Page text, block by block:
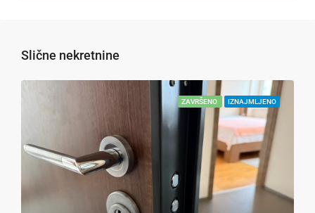
Slične nekretnine
ZAVRŠENO IZNAJMLJENO